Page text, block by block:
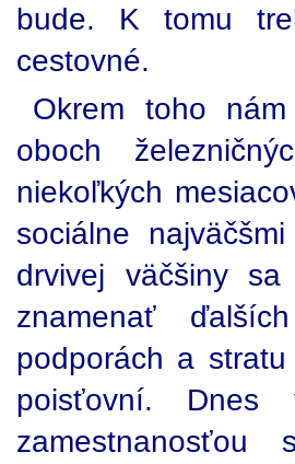
bude. K tomu
cestovné.
Okrem toho
oboch
niekoľkých
sociálne
drvivej väčšiny
znamenať
podporách a
poisťovní.